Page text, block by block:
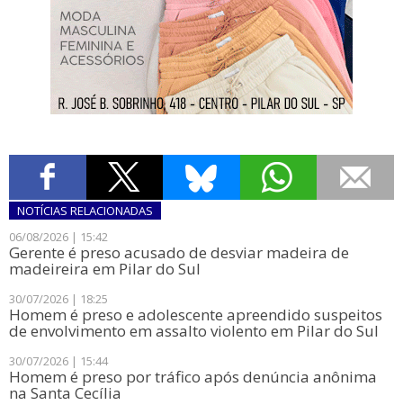
NOTÍCIAS RELACIONADAS
06/08/2026 | 15:42
​Gerente é preso acusado de desviar madeira de
madeireira em Pilar do Sul
30/07/2026 | 18:25
Homem é preso e adolescente apreendido suspeitos
de envolvimento em assalto violento em Pilar do Sul
30/07/2026 | 15:44
​Homem é preso por tráfico após denúncia anônima
na Santa Cecília